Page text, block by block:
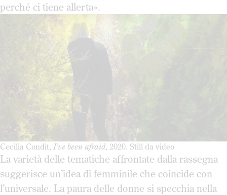
perché ci tiene allerta».
Cecilia Condit, I’ve been afraid, 2020. Still da video
La varietà delle tematiche affrontate dalla rassegna
suggerisce un’idea di femminile che coincide con
l’universale. La paura delle donne si specchia nella